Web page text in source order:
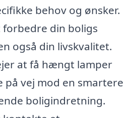
behov og ønsker.
forbedre din boligs
også din livskvalitet.
at få hængt lamper
på vej mod en smartere
boligindretning.